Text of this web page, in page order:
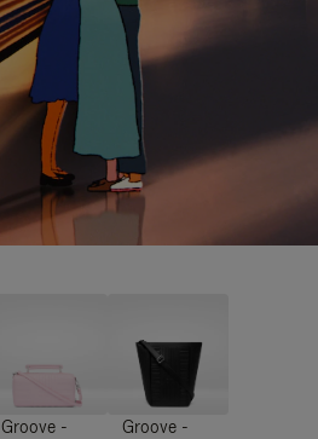
Groove -
Groove -